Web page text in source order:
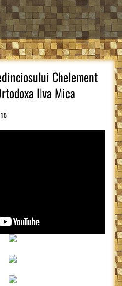
Chelement
Ilva Mica